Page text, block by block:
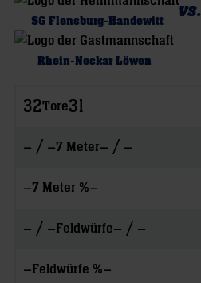
SG Flensburg-Handewitt
vs.
Rhein-Neckar Löwen
32Tore31
– / –7 Meter– / –
–7 Meter %–
– / –Feldwürfe– / –
–Feldwürfe %–